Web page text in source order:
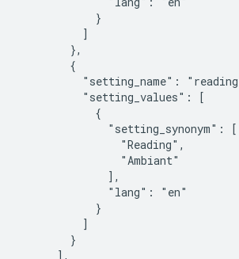
            }
          ]
        },
        {
"setting_name":
          "setting_values": [
            {
              "setting_synonym": [
                "Reading",
                "Ambiant"
              ],
              "lang": "en"
            }
          ]
        }
      ],